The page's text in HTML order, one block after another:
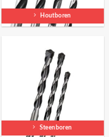
Houtboren
Steenboren